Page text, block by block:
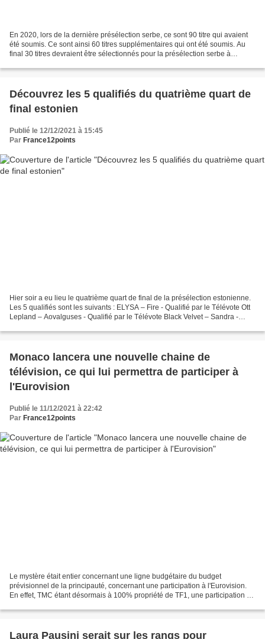
En 2020, lors de la dernière présélection serbe, ce sont 90 titre qui avaient
été soumis. Ce sont ainsi 60 titres supplémentaires qui ont été soumis. Au
final 30 titres devraient être sélectionnés pour la présélection serbe à
Découvrez les 5 qualifiés du quatrième quart de
final estonien
Publié le 12/12/2021 à 15:45
Par France12points
Hier soir a eu lieu le quatrième quart de final de la présélection estonienne.
Les 5 qualifiés sont les suivants : ELYSA – Fire - Qualifié par le Télévote Ott
Lepland – Aovalguses - Qualifié par le Télévote Black Velvet – Sandra -
Monaco lancera une nouvelle chaine de
télévision, ce qui lui permettra de participer à
l'Eurovision
Publié le 11/12/2021 à 22:42
Par France12points
Le mystère était entier concernant une ligne budgétaire du budget
prévisionnel de la principauté, concernant une participation à l'Eurovision.
En effet, TMC étant désormais à 100% propriété de TF1, une participation à
Laura Pausini serait sur les rangs pour